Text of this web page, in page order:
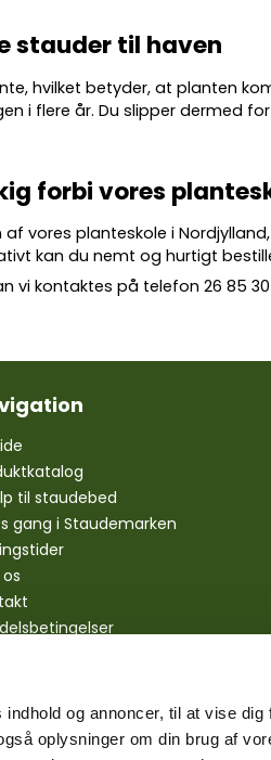
og annoncer, til at vise
oplysninger om din brug af
stauder til haven
hvilket betyder, at planten
i flere år. Du slipper dermed
forbi vores
vores planteskole i
kan du nemt og hurtigt
vi kontaktes på telefon26 85
til staudebed
gang i Staudemarken